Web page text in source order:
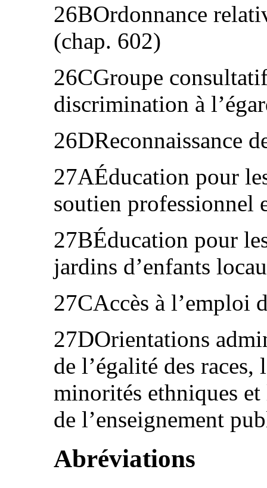
26BOrdonnance
(chap. 602)
26CGroupe
discrimination à
26DReconnaissance
27AÉducation pour
soutien professionnel
27BÉducation pour
jardins d’enfants
27CAccès à l’emploi
27DOrientations
de l’égalité des
minorités ethniques et
de l’enseignement
Abréviations